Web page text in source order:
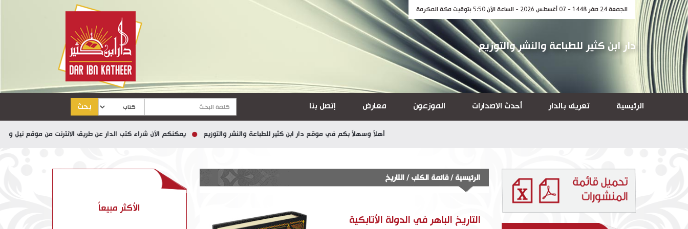
الجمعة 24 صفر 1448 - 07 أغسطس 2026 - الساعة الآن 5:50 بتوقيت مكة المكرمة
دار ابن كثير للطباعة والنشر والتوزيع
بحث الرئيسية تعريف بالدار أحدث الاصدارات الموزعون معارض إتصل بنا
أهلاً وسهلاً بكم في موقع دار ابن كثير للطباعة والنشر والتوزيع يمكنكم الآن شراء كتب الدار عن طريق الانترنت من موقع نيل وفرات
الرئيسية /قائمة الكتب/ التاريخ
التاريخ الباهر في الدولة الأتابكية
الأكثر مبيعاً